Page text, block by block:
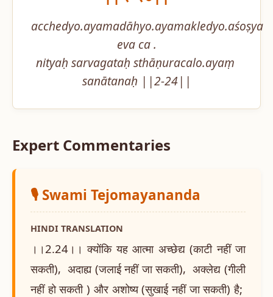
acchedyo.ayamadāhyo.ayamakledyo.aśoṣya
eva ca .
nityaḥ sarvagataḥ sthāṇuracalo.ayaṃ
sanātanaḥ ||2-24||
Expert Commentaries
🎙️ Swami Tejomayananda
HINDI TRANSLATION
।।2.24।। क्योंकि यह आत्मा अच्छेद्य (काटी नहीं जा
सकती), अदाह्य (जलाई नहीं जा सकती), अक्लेद्य (गीली
नहीं हो सकती ) और अशोष्य (सुखाई नहीं जा सकती) है;